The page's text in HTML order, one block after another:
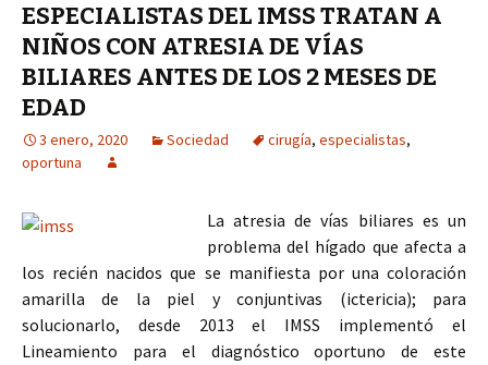
ESPECIALISTAS DEL IMSS TRATAN A
NIÑOS CON ATRESIA DE VÍAS
BILIARES ANTES DE LOS 2 MESES DE
EDAD
3 enero, 2020 Sociedad cirugía, especialistas,
oportuna
La atresia de vías biliares es un
problema del hígado que afecta a
los recién nacidos que se manifiesta por una coloración
amarilla de la piel y conjuntivas (ictericia); para
solucionarlo, desde 2013 el IMSS implementó el
Lineamiento para el diagnóstico oportuno de este